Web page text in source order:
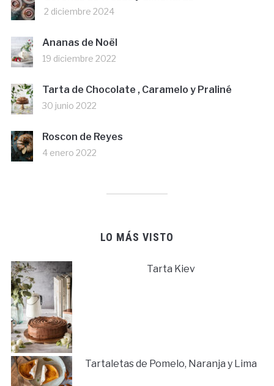
2 diciembre 2024
Ananas de Noël
19 diciembre 2022
Tarta de Chocolate , Caramelo y Praliné
30 junio 2022
Roscon de Reyes
4 enero 2022
LO MÁS VISTO
Tarta Kiev
Tartaletas de Pomelo, Naranja y Lima